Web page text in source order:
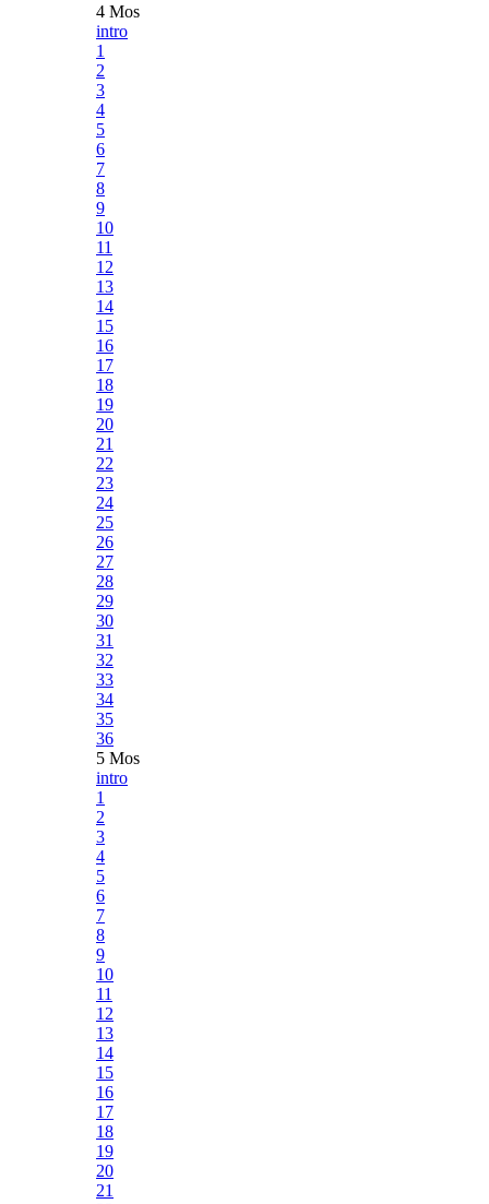
4 Mos
intro
1
2
3
4
5
6
7
8
9
10
11
12
13
14
15
16
17
18
19
20
21
22
23
24
25
26
27
28
29
30
31
32
33
34
35
36
5 Mos
intro
1
2
3
4
5
6
7
8
9
10
11
12
13
14
15
16
17
18
19
20
21